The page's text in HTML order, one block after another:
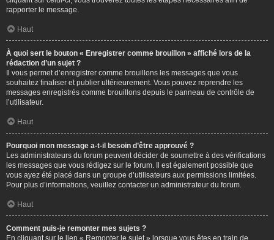
rapporter le message.
Haut
À quoi sert le bouton « Enregistrer comme brouillon » affiché lors de la
rédaction d’un sujet ?
Il vous permet d’enregistrer comme brouillons les messages que vous
souhaitez finaliser et publier ultérieurement. Vous pouvez reprendre les
messages enregistrés comme brouillons depuis le panneau de contrôle de
l’utilisateur.
Haut
Pourquoi mon message a-t-il besoin d’être approuvé ?
Les administrateurs du forum peuvent décider de soumettre à des vérifications
les messages que vous rédigez sur le forum. Il est également possible que
vous ayez été placé dans un groupe d’utilisateurs aux permissions limitées.
Pour plus d’informations, veuillez contacter un administrateur du forum.
Haut
Comment puis-je remonter mes sujets ?
En cliquant sur le lien « Remonter le sujet » lorsque vous êtes en train de